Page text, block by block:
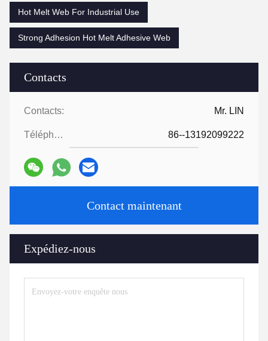
Contacts
Contacts: Mr. LIN
Téléphone: 86--13192099222
Contact maintenant
Expédiez-nous
Hot Melt Web For Industrial Use
Strong Adhesion Hot Melt Adhesive Web